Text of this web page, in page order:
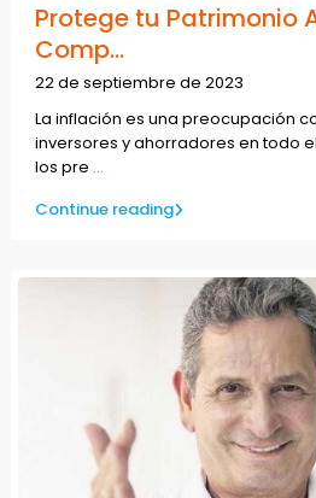
Protege tu Patrimonio
Comp...
22 de septiembre de 2023
La inflación es una preocupación
inversores y ahorradores en todo
los pre ...
Continue reading